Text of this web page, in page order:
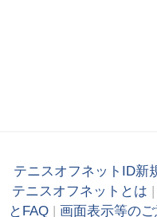
テニスオフネットID新
テニスオフネットとは |
とFAQ | 画面表示等のご